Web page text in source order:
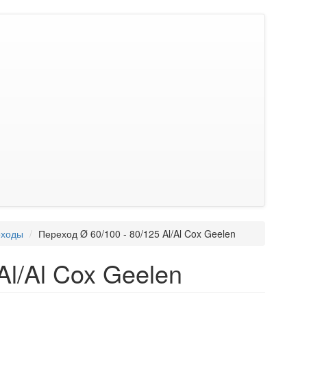
Переход Ø 60/100 - 80/125 Al/Al Cox Geelen
Al Cox Geelen